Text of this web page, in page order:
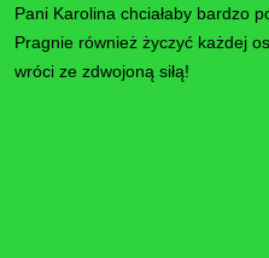
Pani Karolina chciałaby bardzo
Pragnie również życzyć każdej
wróci ze zdwojoną siłą!